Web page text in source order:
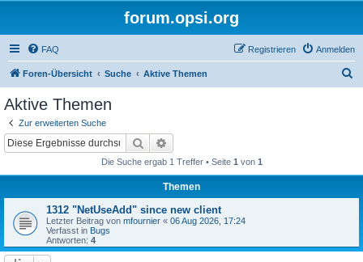
forum.opsi.org
FAQ Anmelden
Registrieren
Foren-Übersicht Suche Aktive Themen
Aktive Themen
Zur erweiterten Suche
Suche
Die Suche ergab 1 Treffer • Seite 1 von 1
Themen
1312 "NetUseAdd" since new client
Letzter Beitrag von mfournier « 06 Aug 2026, 17:24
Verfasst in Bugs
Antworten: 4